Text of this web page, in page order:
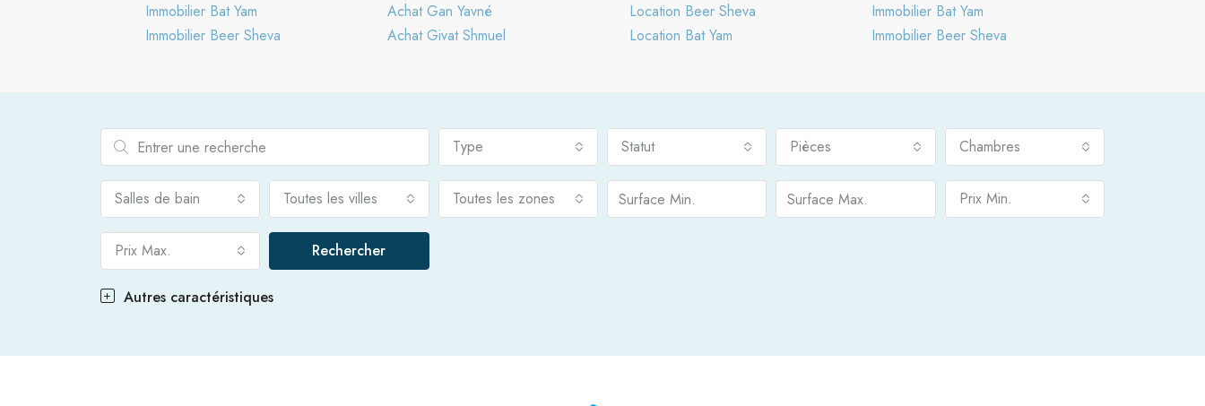
Immobilier Bat Yam
Immobilier Beer Sheva
Achat Gan Yavné
Achat Givat Shmuel
Location Beer Sheva
Location Bat Yam
Immobilier Bat Yam
Immobilier Beer Sheva
Type Statut Pièces Chambres
Salles de bain Toutes les villes Toutes les zones Prix Min.
Prix Max. Rechercher
Autres caractéristiques